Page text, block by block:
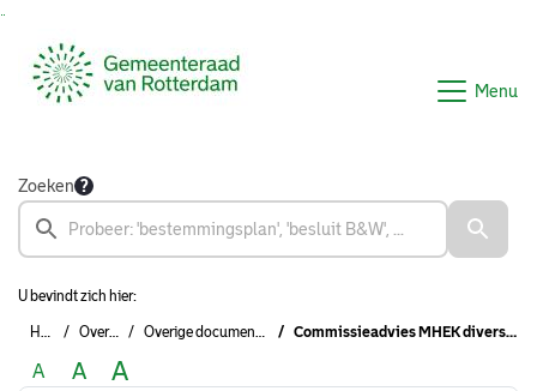
Menu
Zoeken
U bevindt zich hier:
Home Overzichten Overige documenten t.b.v. de raad Commissieadvies MHEK diverse moties m.b.t. Economie
A A A